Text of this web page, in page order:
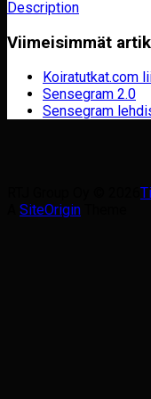
Description
Viimeisimmät
Koiratutkat.com
Sensegram 2.0
Sensegram
SiteOrigin